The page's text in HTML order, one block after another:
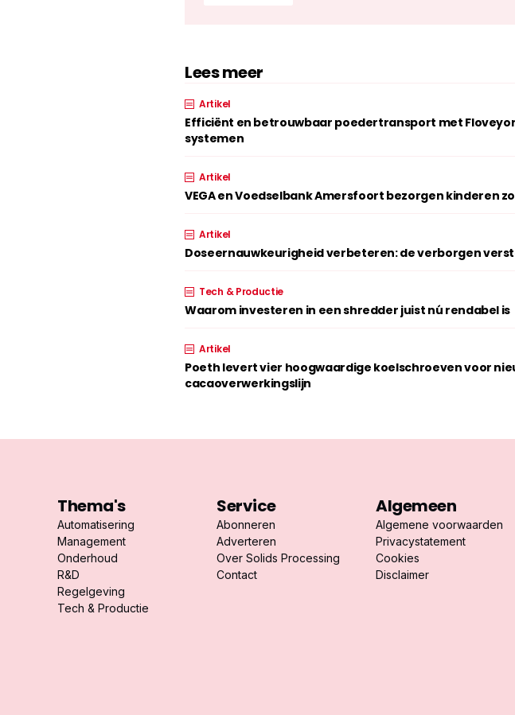
Lees meer
Artikel
Efficiënt en betrouwbaar poedertransport met
systemen
Artikel
VEGA en Voedselbank Amersfoort bezorgen kinderen
Artikel
Doseernauwkeurigheid verbeteren: de verborgen
Tech & Productie
Waarom investeren in een shredder juist nú rendabel is
Artikel
Poeth levert vier hoogwaardige koelschroeven voor
cacaoverwerkingslijn
Thema's
Automatisering
Management
Onderhoud
R&D
Regelgeving
Tech & Productie
Service
Abonneren
Adverteren
Over Solids Processing
Contact
Algemeen
Algemene voorwaarden
Privacystatement
Cookies
Disclaimer